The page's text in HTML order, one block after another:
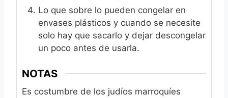
Lo que sobre lo pueden congelar en
envases plásticos y cuando se necesite
solo hay que sacarlo y dejar descongelar
un poco antes de usarla.
NOTAS
Es costumbre de los judíos marroquíes